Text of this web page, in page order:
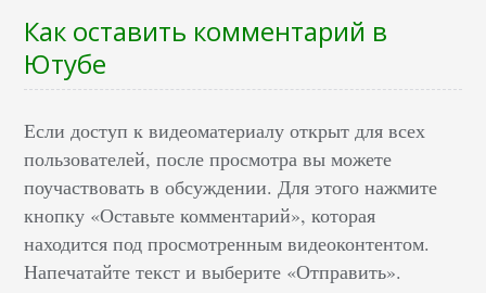
Как оставить комментарий в
Ютубе
Если доступ к видеоматериалу открыт для всех
пользователей, после просмотра вы можете
поучаствовать в обсуждении. Для этого нажмите
кнопку «Оставьте комментарий», которая
находится под просмотренным видеоконтентом.
Напечатайте текст и выберите «Отправить».